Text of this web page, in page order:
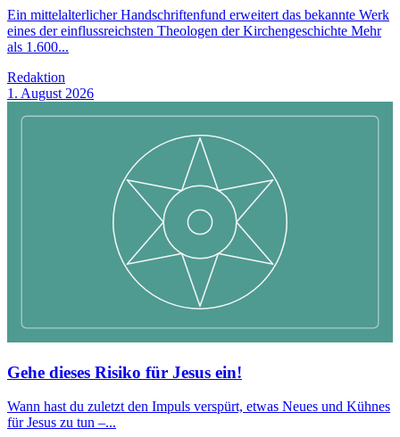
Ein mittelalterlicher Handschriftenfund erweitert das bekannte Werk
eines der einflussreichsten Theologen der Kirchengeschichte Mehr
als 1.600...
Redaktion
1. August 2026
Gehe dieses Risiko für Jesus ein!
Wann hast du zuletzt den Impuls verspürt, etwas Neues und Kühnes
für Jesus zu tun –...